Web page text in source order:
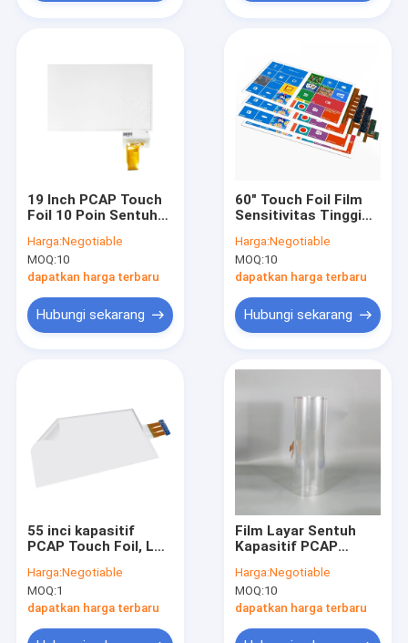
19 Inch PCAP Touch
Foil 10 Poin Sentuh
Bisnis
Harga:Negotiable
MOQ:10
dapatkan harga terbaru
Hubungi sekarang
60" Touch Foil Film
Sensitivitas Tinggi
Controller
Harga:Negotiable
MOQ:10
dapatkan harga terbaru
Hubungi sekarang
55 inci kapasitif
PCAP Touch Foil, LCD
Film
Harga:Negotiable
MOQ:1
dapatkan harga terbaru
Film Layar Sentuh
Kapasitif PCAP
interaktif
Harga:Negotiable
MOQ:10
dapatkan harga terbaru